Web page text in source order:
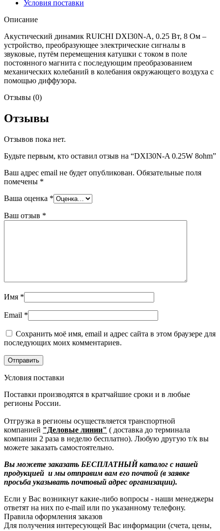
Условия поставки
Описание
Акустический динамик RUICHI DXI30N-A, 0.25 Вт, 8 Ом –
устройство, преобразующее электрические сигналы в
звуковые, путём перемещения катушки с током в поле
постоянного магнита с последующим преобразованием
механических колебаний в колебания окружающего воздуха с
помощью диффузора.
Отзывы (0)
Отзывы
Отзывов пока нет.
Будьте первым, кто оставил отзыв на “DXI30N-A 0.25W 8ohm”
Ваш адрес email не будет опубликован. Обязательные поля
помечены *
Ваша оценка *
Ваш отзыв *
Имя *
Email *
Сохранить моё имя, email и адрес сайта в этом браузере для
последующих моих комментариев.
Условия поставки
Поставки производятся в кратчайшие сроки и в любые
регионы России.
Отгрузка в регионы осуществляется транспортной
компанией "Деловые линии" ( доставка до терминала
компании 2 раза в неделю бесплатно). Любую другую т/к вы
можете заказать самостоятельно.
Вы можете заказать БЕСПЛАТНЫЙ каталог с нашей
продукцией и мы отправим вам его почтой (в заявке
просьба указывать почтовый адрес организации).
Если у Вас возникнут какие-либо вопросы - наши менеджеры
ответят на них по e-mail или по указанному телефону.
Правила оформления заказов
Для получения интересующей Вас информации (счета, цены,